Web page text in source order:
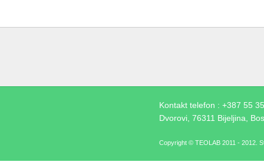
Kontakt telefon : +387 55
Dvorovi, 76311 Bijeljina,
Copyright © TEOLAB 2011 - 2012.